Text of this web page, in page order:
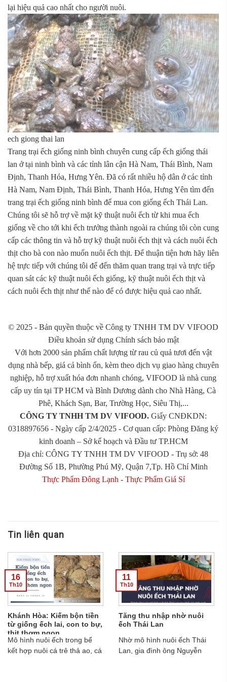
lại hiệu quả cao nhất cho người nuôi.
ech giong thai lan
Trang trại ếch giống ninh bình chuyên cung cấp ếch giống thái
lan ở tại ninh bình và các tỉnh lân cận Hà Nam, Thái Bình, Nam
Định, Thanh Hóa, Hưng Yên. Đã có rất nhiều hộ dân ở các tỉnh
Hà Nam, Nam Định, Thái Bình, Thanh Hóa, Hưng Yên tìm đến
trang trại ếch giống ninh bình để mua con giống ếch Thái Lan.
Chúng tôi sẽ hỗ trợ về mặt kỹ thuật nuôi ếch từ khi mua ếch
giống về cho tới khi ếch trưởng thành ngoài ra chúng tôi còn cung
cấp các thông tin và hỗ trợ kỹ thuật nuôi ếch thịt và cách nuôi ếch
thịt cho bà con nào muốn nuôi ếch thịt. Để thuận tiện hơn hãy liên
hệ trực tiếp với chúng tôi để đến thăm quan trang trại và trực tiếp
quan sát các kỹ thuật nuôi ếch giống, kỹ thuật nuôi ếch thịt và
cách nuôi ếch thịt như thế nào để có được hiệu quả cao nhất.
© 2025 - Bản quyền thuộc về Công ty TNHH TM DV VIFOOD
Điều khoản sử dụng Chính sách bảo mật
Với hơn 2000 sản phẩm chất lượng từ rau củ quả tươi đến vật
dụng nhà bếp, giá cả bình ổn, kèm theo dịch vụ giao hàng chuyên
nghiệp, hỗ trợ xuất hóa đơn nhanh chóng, VIFOOD là nhà cung
cấp uy tín tại TP HCM và Bình Dương dành cho Nhà Hàng, Cà
Phê, Khách Sạn, Bar, Trường Học, Siêu Thị,...
CÔNG TY TNHH TM DV VIFOOD. Giấy CNĐKDN:
0318897656 - Ngày cấp 2/4/2025 - Cơ quan cấp: Phòng Đăng ký
kinh doanh – Sở kế hoạch và Đầu tư TP.HCM
Địa chỉ: CÔNG TY TNHH TM DV VIFOOD - Trụ sở: 48
Đường Số 1B, Phường Phú Mỹ, Quận 7,Tp. Hồ Chí Minh
Thực Phẩm Đông Lạnh - Thực Phẩm Giá Sỉ
Tin liên quan
Khánh Hòa: Kiếm bộn tiền
từ giống ếch lai, con to bự,
thịt thơm ngon
Mô hình nuôi ếch trong bể
kết hợp nuôi cá trê thả ao, cá
16
Th10
Tăng thu nhập nhờ nuôi
ếch Thái Lan
Nhờ mô hình nuôi ếch Thái
Lan, gia đình ông Nguyễn
11
Th10